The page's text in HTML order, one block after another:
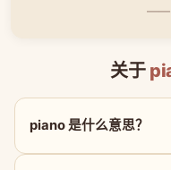
——
关于
piano 是什么意思？